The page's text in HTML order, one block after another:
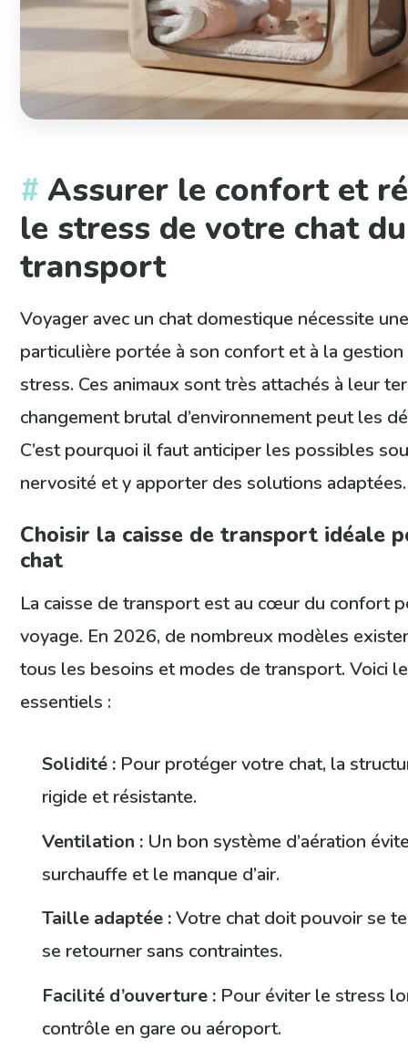
Assurer le confort et
le stress de votre chat
transport
Voyager avec un chat domestique nécessite
particulière portée à son confort et à la
stress. Ces animaux sont très attachés à leur
changement brutal d’environnement peut les
C’est pourquoi il faut anticiper les possibles
nervosité et y apporter des solutions adaptées.
Choisir la caisse de transport idéale
chat
La caisse de transport est au cœur du confort
voyage. En 2026, de nombreux modèles
tous les besoins et modes de transport. Voici
essentiels :
Solidité : Pour protéger votre chat, la
rigide et résistante.
Ventilation : Un bon système d’aération
surchauffe et le manque d’air.
Taille adaptée :Votre chat doit pouvoir se
se retourner sans contraintes.
Facilité d’ouverture : Pour éviter le stress
contrôle en gare ou aéroport.